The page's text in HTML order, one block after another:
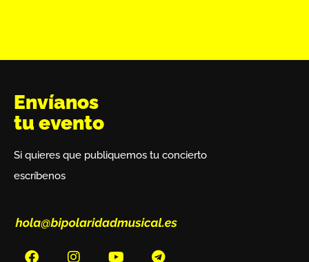
Envíanos
tu evento
Si quieres que publiquemos tu concierto
escríbenos